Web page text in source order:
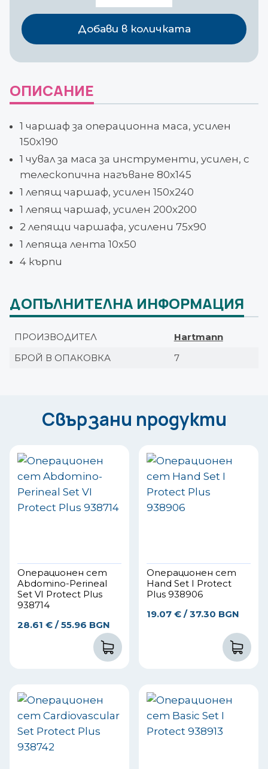
Операционен
Universal
Set
III
938712
Добави в количката
ОПИСАНИЕ
1 чаршаф за операционна маса, усилен
150х190
1 чувал за маса за инструменти, усилен, с
телескопична нагъване 80х145
1 лепящ чаршаф, усилен 150х240
1 лепящ чаршаф, усилен 200х200
2 лепящи чаршафа, усилени 75х90
1 лепяща лента 10х50
4 кърпи
ДОПЪЛНИТЕЛНА ИНФОРМАЦИЯ
ПРОИЗВОДИТЕЛ
Hartmann
БРОЙ В ОПАКОВКА
7
Свързани продукти
Операционен сет
Abdomino-Perineal
Set VI Protect Plus
938714
28.61 € / 55.96 BGN
Операционен сет
Hand Set I Protect
Plus 938906
19.07 € / 37.30 BGN